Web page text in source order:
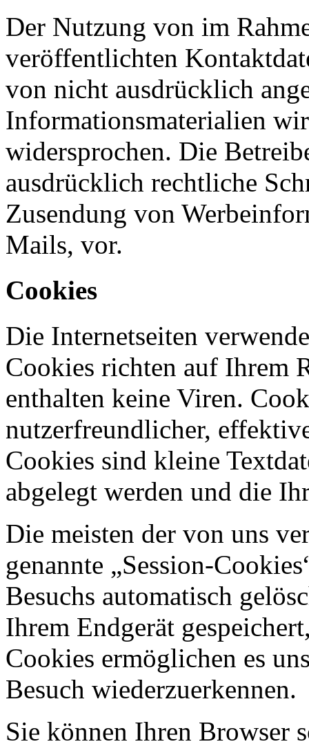
Der Nutzung von im
veröffentlichten
von nicht ausdrücklich
Informationsmaterialien
widersprochen. Die
ausdrücklich rechtliche
Zusendung von
Mails, vor.
Cookies
Die Internetseiten
Cookies richten auf Ihrem
enthalten keine Viren.
nutzerfreundlicher,
Cookies sind kleine
abgelegt werden und die
Die meisten der von uns
genannte „Session-
Besuchs automatisch
Ihrem Endgerät
Cookies ermöglichen es
Besuch wiederzuerkennen.
Sie können Ihren Browser